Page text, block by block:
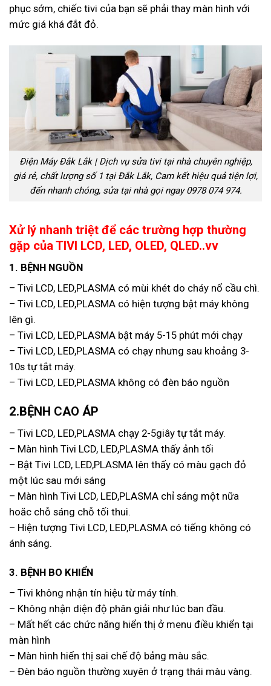
phục sớm, chiếc tivi của bạn sẽ phải thay màn hình với
mức giá khá đắt đỏ.
Điện Máy Đắk Lắk | Dịch vụ sửa tivi tại nhà chuyên nghiệp,
giá rẻ, chất lượng số 1 tại Đắk Lắk, Cam kết hiệu quả tiện lợi,
đến nhanh chóng, sửa tại nhà gọi ngay 0978 074 974.
Xử lý nhanh triệt để các trường hợp thường
gặp của TIVI LCD, LED, OLED, QLED..vv
1. BỆNH NGUỒN
– Tivi LCD, LED,PLASMA có mùi khét do cháy nổ cầu chì.
– Tivi LCD, LED,PLASMA có hiện tượng bật máy không
lên gì.
– Tivi LCD, LED,PLASMA bật máy 5-15 phút mới chạy
– Tivi LCD, LED,PLASMA có chạy nhưng sau khoảng 3-
10s tự tắt máy.
– Tivi LCD, LED,PLASMA không có đèn báo nguồn
2.BỆNH CAO ÁP
– Tivi LCD, LED,PLASMA chạy 2-5giây tự tắt máy.
– Màn hình Tivi LCD, LED,PLASMA thấy ảnh tối
– Bật Tivi LCD, LED,PLASMA lên thấy có màu gạch đỏ
một lúc sau mới sáng
– Màn hình Tivi LCD, LED,PLASMA chỉ sáng một nữa
hoăc chỗ sáng chỗ tối thui.
– Hiện tượng Tivi LCD, LED,PLASMA có tiếng không có
ánh sáng.
3. BỆNH BO KHIỂN
– Tivi không nhận tín hiệu từ máy tính.
– Không nhận diện độ phân giải như lúc ban đầu.
– Mất hết các chức năng hiển thị ở menu điều khiển tại
màn hình
– Màn hình hiển thị sai chế độ bảng màu sắc.
– Đèn báo nguồn thường xuyên ở trạng thái màu vàng.